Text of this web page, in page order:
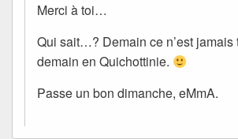
Merci à toi…
Qui sait…? Demain ce n’est jamais
demain en Quichottinie.
Passe un bon dimanche, eMmA.